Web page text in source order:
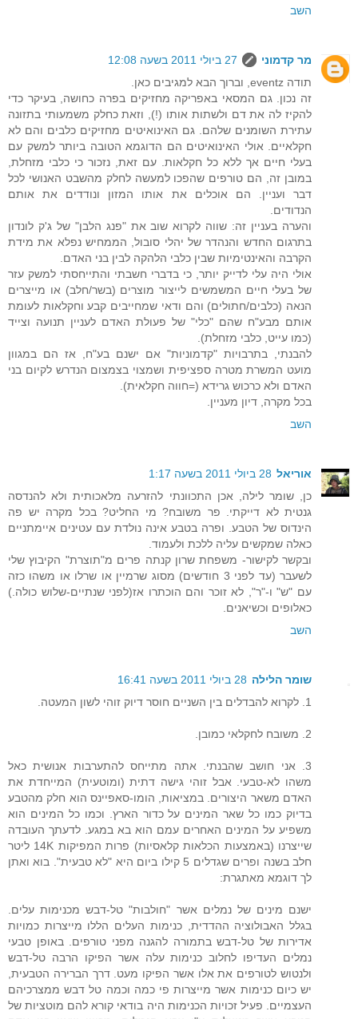
השב
מר קדמוני
27 ביולי 2011 בשעה 12:08
תודה eventz, וברוך הבא למגיבים כאן.
זה נכון. גם המסאי באפריקה מחזיקים בפרה כחושה, בעיקר כדי
להקיז לה את דם ולשתות אותו (!), וזאת כחלק משמעותי בתזונה
עתירת השומנים שלהם. גם האינואיטים מחזיקים כלבים והם לא
חקלאיים. אולי האינואיטים הם הדוגמא הטובה ביותר למשק עם
בעלי חיים אך ללא כל חקלאות. עם זאת, נזכור כי כלבי מזחלת,
במובן זה, הם טורפים שהפכו למעשה לחלק מהשבט האנושי לכל
דבר ועניין. הם אוכלים את אותו המזון ונודדים את אותם
הנדודים.
והערה בעניין זה: שווה לקרוא שוב את "פנג הלבן" של ג'ק לונדון
בתרגום החדש והנהדר של יהלי סובול, הממחיש נפלא את מידת
הקרבה והאינטימיות שבין כלבי הלהקה לבין בני האדם.
אולי היה עלי לדייק יותר, כי בדברי חשבתי והתייחסתי למשק עזר
של בעלי חיים המשמשים לייצור מוצרים (בשר/חלב) או מייצרים
הנאה (כלבים/חתולים) והם ודאי שמחייבים קבע וחקלאות לעומת
אותם מבע"ח שהם "כלי" של פעולת האדם לעניין תנועה וצייד
(כמו עייט, כלבי מזחלת).
להבנתי, בתרבויות "קדמוניות" אם ישנם בע"ח, אז הם במגוון
מועט המשרת מטרה ספציפית ושמצוי בצמצום הנדרש לקיום בני
האדם ולא כרכוש גרידא (=חווה חקלאית).
בכל מקרה, דיון מעניין.
השב
אוריאל 28 ביולי 2011 בשעה 1:17
כן, שומר לילה, אכן התכוונתי להזרעה מלאכותית ולא להנדסה
גנטית לא דייקתי. פר משובח? מי החליט? בכל מקרה יש פה
הינדוס של הטבע. ופרה בטבע אינה נולדת עם עטינים איימתניים
כאלה שמקשים עליה ללכת ולעמוד.
ובקשר לקישור- משפחת שרון קנתה פרים מ"תוצרת" הקיבוץ שלי
לשעבר (עד לפני 3 חודשים) מסוג שרמיין או שרלו או משהו כזה
עם "ש" ו-"ר", לא זוכר והם הוכתרו אז(לפני שנתיים-שלוש כולה.)
כאלופים וכשיאנים.
השב
שומר הלילה 28 ביולי 2011 בשעה 16:41
1. לקרוא להבדלים בין השניים חוסר דיוק זוהי לשון המעטה.
2. משובח לחקלאי כמובן.
3. אני חושב שהבנתי. אתה מתייחס להתערבות אנושית כאל
משהו לא-טבעי. אבל זוהי גישה דתית (ומוטעית) המייחדת את
האדם משאר היצורים. במציאות, הומו-סאפיינס הוא חלק מהטבע
בדיוק כמו כל שאר המינים על כדור הארץ. וכמו כל המינים הוא
משפיע על המינים האחרים עמם הוא בא במגע. לדעתך העובדה
שייצרנו (באמצעות הכלאות קלאסיות) פרות המפיקות 14K ליטר
חלב בשנה ופרים שגדלים 5 קילו ביום היא "לא טבעית". בוא ואתן
לך דוגמא מאתגרת:
ישנם מינים של נמלים אשר "חולבות" טל-דבש מכנימות עלים.
בגלל האבולוציה ההדדית, כנימות העלים הללו מייצרות כמויות
אדירות של טל-דבש בתמורה להגנה מפני טורפים. באופן טבעי
נמלים העדיפו לחלוב כנימות עלה אשר הפיקו הרבה טל-דבש
ולנטוש לטורפים את אלו אשר הפיקו מעט. דרך הברירה הטבעית,
יש כיום כנימות אשר מייצרות פי כמה וכמה טל דבש ממצרכיהם
העצמיים. פעיל זכויות הכנימות היה בודאי קורא להם מוטציות של